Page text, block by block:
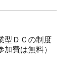
型ＤＣの制度
費は無料）